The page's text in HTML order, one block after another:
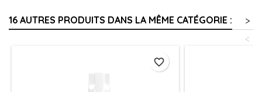
16 AUTRES PRODUITS DANS LA MÊME CATÉGORIE :
>
<
favorite_border